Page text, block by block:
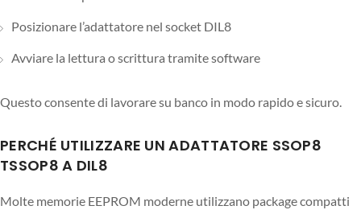
Posizionare l’adattatore nel socket DIL8
Avviare la lettura o scrittura tramite software
Questo consente di lavorare su banco in modo rapido e sicuro.
PERCHÉ UTILIZZARE UN ADATTATORE SSOP8
TSSOP8 A DIL8
Molte memorie EEPROM moderne utilizzano package compatti